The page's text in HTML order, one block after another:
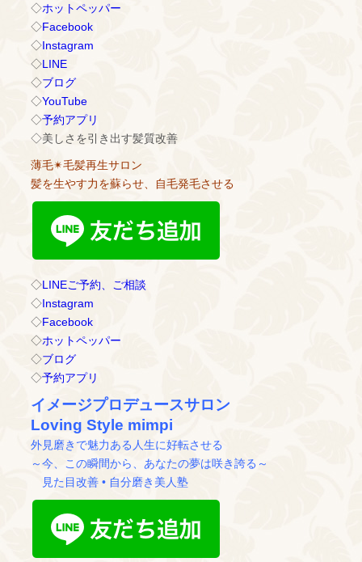
◇ホットペッパー
◇Facebook
◇Instagram
◇LINE
◇ブログ
◇YouTube
◇予約アプリ
◇美しさを引き出す髪質改善
薄毛✴︎毛髪再生サロン
髪を生やす力を蘇らせ、自毛発毛させる
◇LINEご予約、ご相談
◇Instagram
◇Facebook
◇ホットペッパー
◇ブログ
◇予約アプリ
イメージプロデュースサロン
Loving Style mimpi
外見磨きで魅力ある人生に好転させる
～今、この瞬間から、あなたの夢は咲き誇る～
見た目改善 • 自分磨き美人塾